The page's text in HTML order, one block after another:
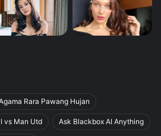
Rara Pawang Hujan
vs Man Utd Ask Blackbox AI Anything